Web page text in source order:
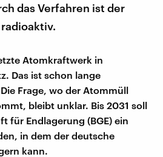
das Verfahren ist der
Atomkraftwerk in
Das ist schon lange
Frage, wo der Atommüll
bleibt unklar. Bis 2031 soll
für Endlagerung (BGE) ein
in dem der deutsche
kann.